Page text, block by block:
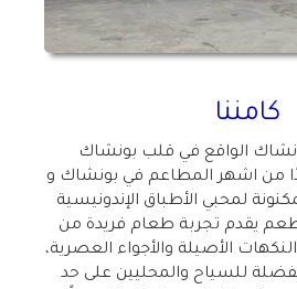
كامننا
الواقع في قلب بونشاك
من اشهر المطاعم في بونشاك و
لمحبي الأطباق الإندونيسية
يقدم تجربة طعام فريدة من
الأصيلة والأجواء العصرية،
للسياح والمحليين على حد